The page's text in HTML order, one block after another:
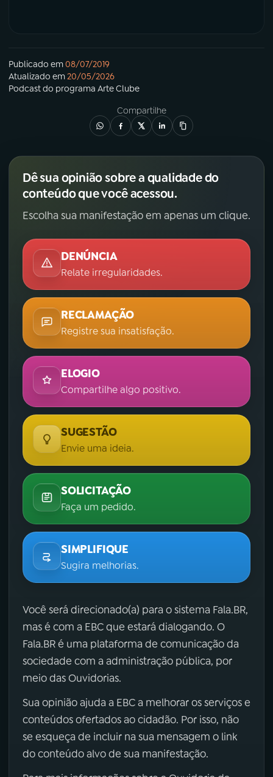
Publicado em08/07/2019
Atualizado em20/05/2026
Podcastdo programa Arte Clube
Compartilhe
Dê sua opinião sobre a qualidade do
conteúdo que você acessou.
Escolha sua manifestação em apenas um clique.
DENÚNCIA
Relate irregularidades.
RECLAMAÇÃO
Registre sua insatisfação.
ELOGIO
Compartilhe algo positivo.
SUGESTÃO
Envie uma ideia.
SOLICITAÇÃO
Faça um pedido.
SIMPLIFIQUE
Sugira melhorias.
Você será direcionado(a) para o sistema Fala.BR,
mas é com a EBC que estará dialogando. O
Fala.BR é uma plataforma de comunicação da
sociedade com a administração pública, por
meio das Ouvidorias.
Sua opinião ajuda a EBC a melhorar os serviços e
conteúdos ofertados ao cidadão. Por isso, não
se esqueça de incluir na sua mensagem o link
do conteúdo alvo de sua manifestação.